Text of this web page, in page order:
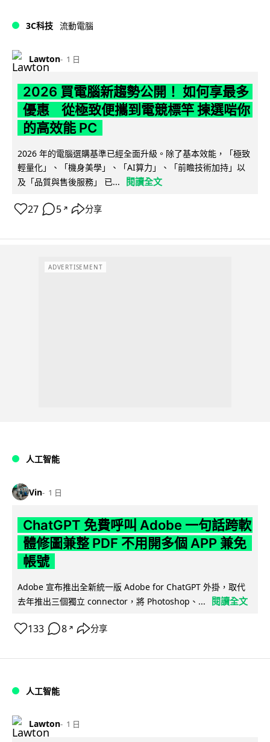
3C科技 流動電腦
Lawton 1 日
2026 買電腦新趨勢公開！ 如何享最多
優惠 從極致便攜到電競標竿 揀選啱你
的高效能 PC
2026 年的電腦選購基準已經全面升級。除了基本效能，「極致
輕量化」、「機身美學」、「AI算力」、「前瞻技術加持」以
及「品質與售後服務」 已...
閱讀全文
27 5 ↗ 分享
ADVERTISEMENT
人工智能
Vin 1 日
ChatGPT 免費呼叫 Adobe 一句話跨軟
體修圖兼整 PDF 不用開多個 APP 兼免
帳號
Adobe 宣布推出全新統一版 Adobe for ChatGPT 外掛，取代
去年推出三個獨立 connector，將 Photoshop、...
閱讀全文
133 8 ↗ 分享
人工智能
Lawton 1 日